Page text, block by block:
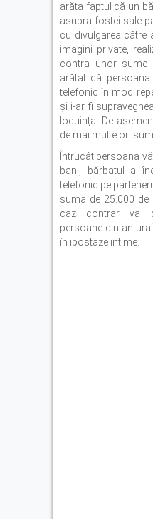
arăta faptul că un
asupra fostei sale
cu divulgarea către
imagini private,
contra unor sume
arătat că
telefonic în mod
și i-ar fi
locuința. De
de mai multe ori
Întrucât persoana
bani, bărbatul a
telefonic pe
suma de 25.000
caz contrar va
persoane din
în ipostaze intime.